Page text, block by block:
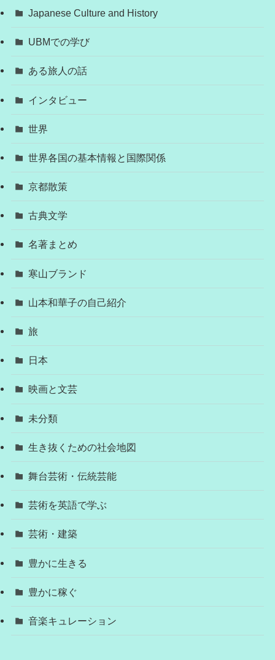
Japanese Culture and History
UBMでの学び
ある旅人の話
インタビュー
世界
世界各国の基本情報と国際関係
京都散策
古典文学
名著まとめ
寒山ブランド
山本和華子の自己紹介
旅
日本
映画と文芸
未分類
生き抜くための社会地図
舞台芸術・伝統芸能
芸術を英語で学ぶ
芸術・建築
豊かに生きる
豊かに稼ぐ
音楽キュレーション